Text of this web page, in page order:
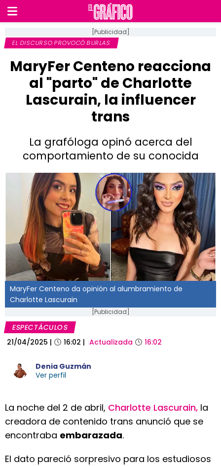
[Publicidad]
EL DISCURSO PROVOCÓ BURLAS
MaryFer Centeno reacciona
al "parto" de Charlotte
Lascurain, la influencer
trans
La grafóloga opinó acerca del
comportamiento de su conocida
MaryFer Centeno da opinión al alumbramiento de
Charlotte Lascurain
[Publicidad]
ESPECTÁCULOS
21/04/2025 | 16:02 | Actualizada 16:02
Denia Guzmán
Ver perfil
La noche del 2 de abril, Charlotte Lascurain, la
creadora de contenido trans anunció que se
encontraba embarazada.
El dato pareció sorpresivo para los estudiosos